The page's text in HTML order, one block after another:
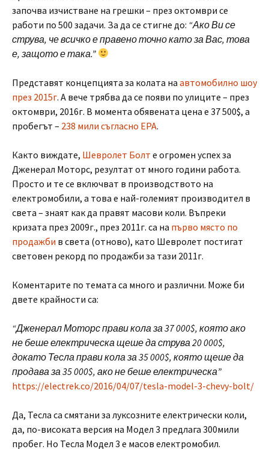
започва изчистване на грешки – през октомври се
работи по 500 задачи. За да се стигне до: “Ако Ви се
струва, че всичко е правено точно като за Вас, това
е, защото е така.”
Представят концепцията за колата на автомобилно шоу
през 2015г. А вече трябва да се появи по улиците – през
октомври, 2016г. В момента обявената цена е 37 500$, а
пробегът – 238 мили съгласно EPA.
Както виждате, Шевролет Болт е огромен успех за
Дженерал Моторс, резултат от много години работа.
Просто и те се включват в производството на
електромобили, а това е най-големият производител в
света – знаят как да правят масови коли. Въпреки
кризата през 2009г., през 2011г. са на първо място по
продажби в света (отново), като Шевролет постигат
световен рекорд по продажби за тази 2011г.
Коментарите по темата са много и различни. Може би
двете крайности са:
“Дженерал Моторс прави кола за 37 000$, която ако
не беше електрическа щеше да струва 20 000$,
докато Тесла прави кола за 35 000$, която щеше да
продава за 35 000$, ако не беше електрическа”
https://electrek.co/2016/04/07/tesla-model-3-chevy-bolt/
Да, Тесла са смятани за луксозните електрически коли,
да, по-високата версия на Модел 3 предлага 300мили
пробег. Но Тесла Модел 3 е масов електромобил.